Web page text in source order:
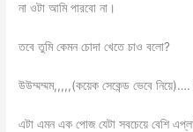
না ওটা আমি পারবো না।
তবে তুমি কেমন চোদা খেতে চাও বলো?
উউম্মম্মম,,,,,(কয়েক সেকেন্ড ভেবে
এটা এমন এক পোজ যেটা সবচেয়ে বেশি